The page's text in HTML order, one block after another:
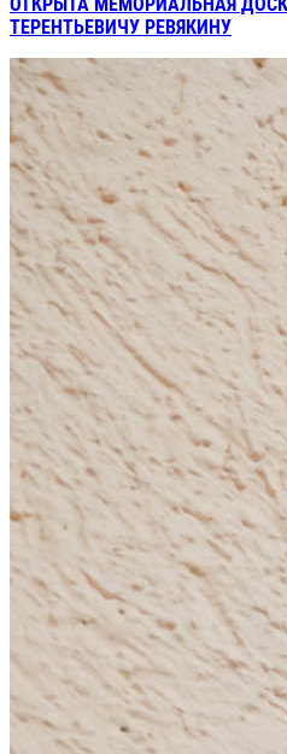
ТЕРЕНТЬЕВИЧУ РЕВЯКИНУ